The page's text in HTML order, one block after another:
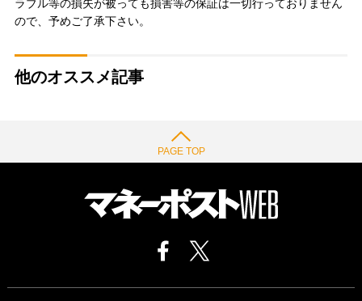
ラブル等の損失が被っても損害等の保証は一切行っておりません
ので、予めご了承下さい。
他のオススメ記事
PAGE TOP